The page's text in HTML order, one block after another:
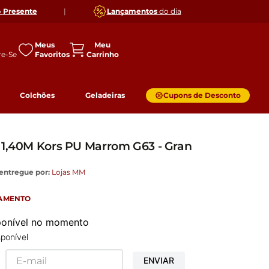
Presente | Lançamentosdo dia
Meus
Favoritos
Colchões Geladeiras Cupons de Desconto
Kors PU Marrom G63 - Gran
por: Lojas MM
no momento
ENVIAR